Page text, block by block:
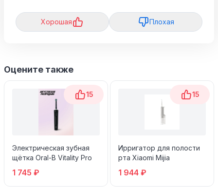
Хорошая Плохая
Оцените также
15
Электрическая зубная
щётка Oral-B Vitality Pro
1 745 ₽
15
Ирригатор для полости
рта Xiaomi Mijia
1 944 ₽